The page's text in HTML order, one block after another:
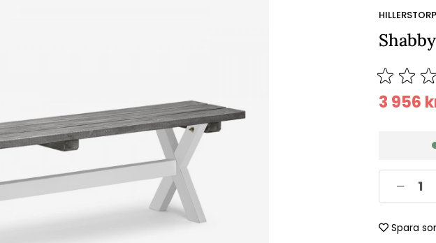
HILLERSTORP
3 956
Spara